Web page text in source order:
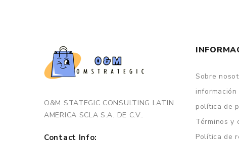
O&M STATEGIC CONSULTING LATIN
AMERICA SCLA S.A. DE C.V..
Contact Info:
Sobre
política de
Términos y
Política de